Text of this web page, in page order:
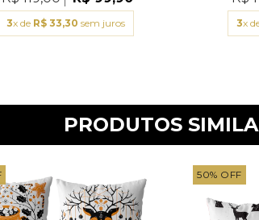
3x de R$ 33,30 sem juros 3x
PRODUTOS
50% OFF